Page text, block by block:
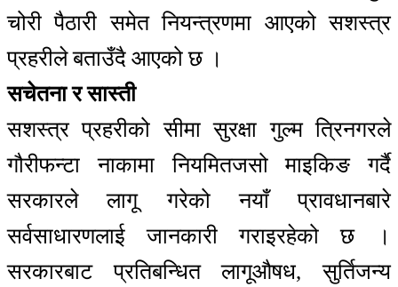
चोरी पैठारी समेत नियन्त्रणमा आएको सशस्त्र
प्रहरीले बताउँदै आएको छ ।
सचेतना र सास्ती
सशस्त्र प्रहरीको सीमा सुरक्षा गुल्म त्रिनगरले
गौरीफन्टा नाकामा नियमितजसो माइकिङ गर्दै
सरकारले लागू गरेको नयाँ प्रावधानबारे
सर्वसाधारणलाई जानकारी गराइरहेको छ ।
सरकारबाट प्रतिबन्धित लागूऔषध, सुर्तिजन्य